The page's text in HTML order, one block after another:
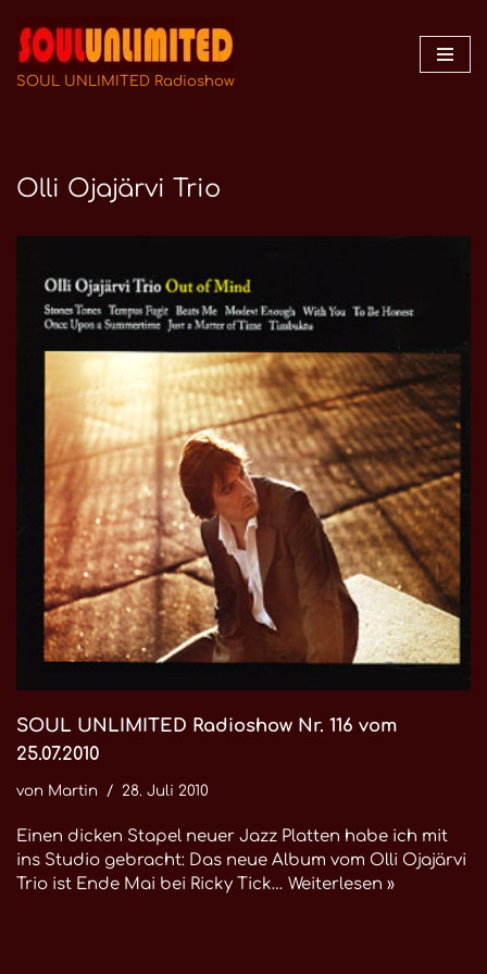
Zum
Inhalt
SOUL UNLIMITED Radioshow
Olli Ojajärvi Trio
SOUL UNLIMITED Radioshow Nr. 116 vom
25.07.2010
von Martin 28. Juli 2010
Einen dicken Stapel neuer Jazz Platten habe ich mit
ins Studio gebracht: Das neue Album vom Olli Ojajärvi
Trio ist Ende Mai bei Ricky Tick… Weiterlesen »